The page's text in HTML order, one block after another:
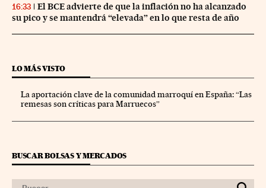
16:33
El BCE advierte de que la inflación no ha alcanzado
su pico y se mantendrá “elevada” en lo que resta de año
LO MÁS VISTO
La aportación clave de la comunidad marroquí en España: “Las
remesas son críticas para Marruecos”
BUSCAR BOLSAS Y MERCADOS